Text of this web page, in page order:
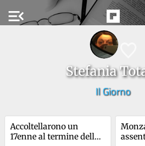
menu_open
Stefania
Il Giorno
Accoltellarono un
17enne al termine della